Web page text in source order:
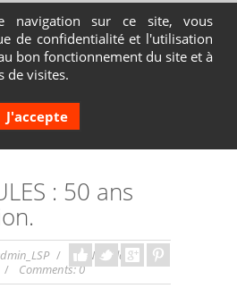
au 04 72 65 05 80
: 50 ans
In:Non classé
Comments: 0
navigation sur ce site, vous
de confidentialité et l'utilisation
bon fonctionnement du site et à
de visites.
J'accepte